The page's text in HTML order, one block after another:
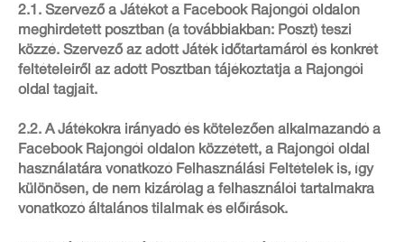
2.1. Szervező a Játékot a Facebook Rajongói oldalon
meghirdetett posztban (a továbbiakban: Poszt) teszi
közzé. Szervező az adott Játék időtartamáról és konkrét
feltételeiről az adott Posztban tájékoztatja a Rajongói
oldal tagjait.
2.2. A Játékokra irányadó és kötelezően alkalmazandó a
Facebook Rajongói oldalon közzétett, a Rajongói oldal
használatára vonatkozó Felhasználási Feltételek is, így
különösen, de nem kizárólag a felhasználói tartalmakra
vonatkozó általános tilalmak és előírások.